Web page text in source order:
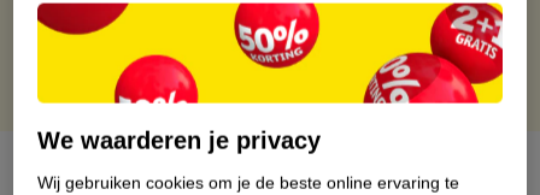
Gratis punten met je Kruidvat kaart
Over dit product
We waarderen je privacy
Wij gebruiken cookies om je de beste online ervaring te